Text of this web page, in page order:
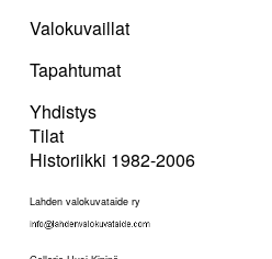
Valokuvaillat
Tapahtumat
Yhdistys
Tilat
Historiikki 1982-2006
Lahden valokuvataide ry